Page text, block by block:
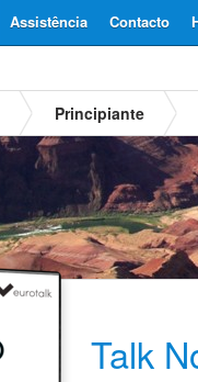
Contacto
Assistência
Principiante
Talk